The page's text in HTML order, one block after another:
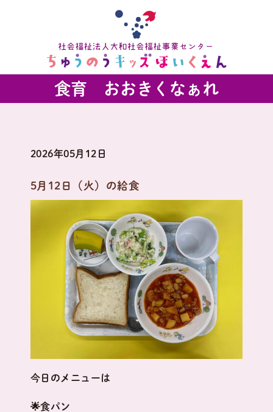
食育 おおきくなぁれ
2026年05月12日
5月12日（火）の給食
今日のメニューは
🌟食パン